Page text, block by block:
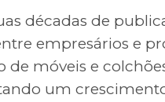
décadas de
empresários e
de móveis e
um